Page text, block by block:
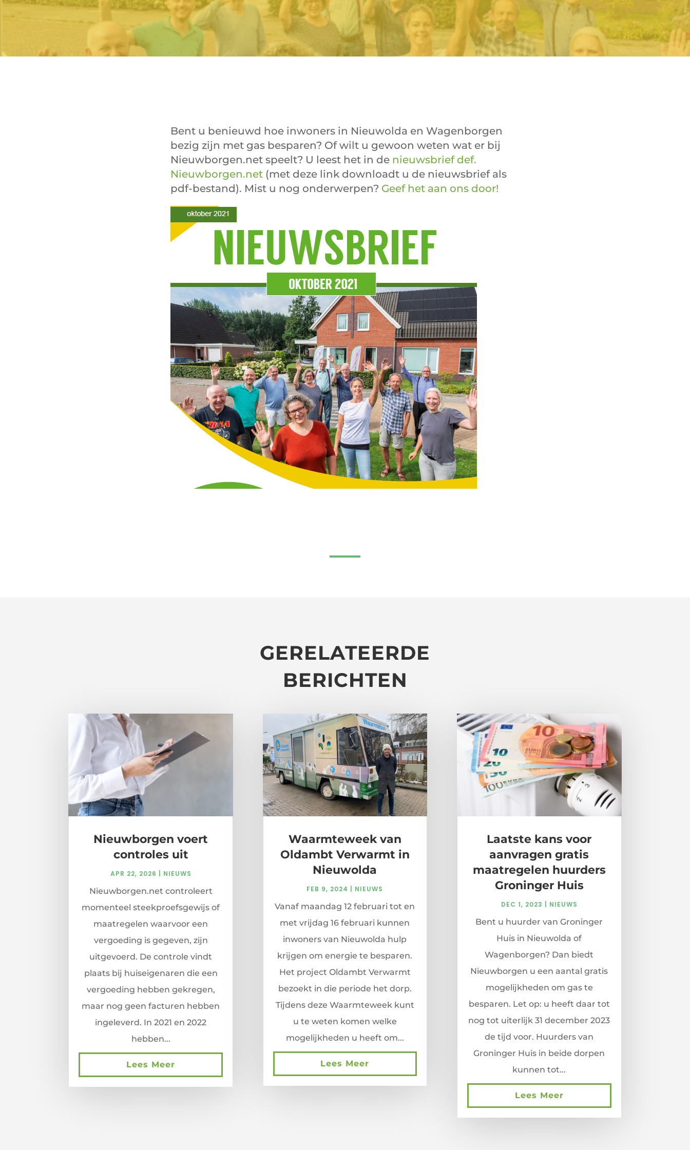
Bent u benieuwd hoe inwoners in Nieuwolda en Wagenborgen
bezig zijn met gas besparen? Of wilt u gewoon weten wat er bij
Nieuwborgen.net speelt? U leest het in de nieuwsbrief def.
Nieuwborgen.net (met deze link downloadt u de nieuwsbrief als
pdf-bestand). Mist u nog onderwerpen? Geef het aan ons door!
GERELATEERDE
BERICHTEN
Nieuwborgen voert
controles uit
APR 22, 2026 NIEUWS
Nieuwborgen.net controleert
momenteel steekproefsgewijs of
maatregelen waarvoor een
vergoeding is gegeven, zijn
uitgevoerd. De controle vindt
plaats bij huiseigenaren die een
vergoeding hebben gekregen,
maar nog geen facturen hebben
ingeleverd. In 2021 en 2022
hebben...
Lees Meer
Waarmteweek van
Oldambt Verwarmt in
Nieuwolda
FEB 9, 2024 NIEUWS
Vanaf maandag 12 februari tot en
met vrijdag 16 februari kunnen
inwoners van Nieuwolda hulp
krijgen om energie te besparen.
Het project Oldambt Verwarmt
bezoekt in die periode het dorp.
Tijdens deze Waarmteweek kunt
u te weten komen welke
mogelijkheden u heeft om...
Lees Meer
Laatste kans voor
aanvragen gratis
maatregelen huurders
Groninger Huis
DEC 1, 2023 NIEUWS
Bent u huurder van Groninger
Huis in Nieuwolda of
Wagenborgen? Dan biedt
Nieuwborgen u een aantal gratis
mogelijkheden om gas te
besparen. Let op: u heeft daar tot
nog tot uiterlijk 31 december 2023
de tijd voor. Huurders van
Groninger Huis in beide dorpen
kunnen tot...
Lees Meer